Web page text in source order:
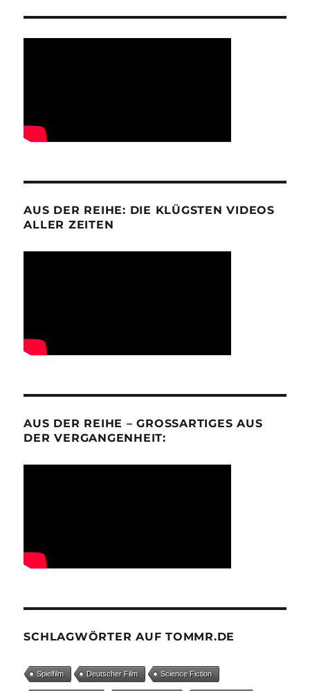
AUS DER REIHE: DIE KLÜGSTEN VIDEOS
ALLER ZEITEN
AUS DER REIHE – GROSSARTIGES AUS D
ER VERGANGENHEIT:
SCHLAGWÖRTER AUF TOMMR.DE
Spielfilm Deutscher Film Science Fiction